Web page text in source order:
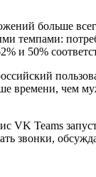
больше
темпами:
и 50%
времени, чем
VK Teams
звонки,